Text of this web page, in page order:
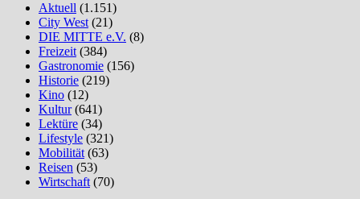
Aktuell (1.151)
City West (21)
DIE MITTE e.V. (8)
Freizeit (384)
Gastronomie (156)
Historie (219)
Kino (12)
Kultur(641)
Lektüre (34)
Lifestyle (321)
Mobilität (63)
Reisen (53)
Wirtschaft (70)